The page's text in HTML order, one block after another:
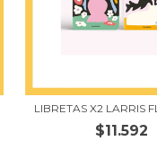
LIBRETAS X2 LARRIS
$11.592